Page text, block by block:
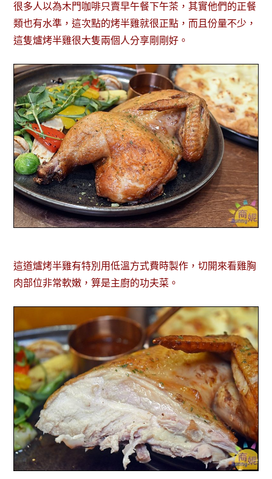
很多人以為木門咖啡只賣早午餐下午茶，其實他們的正餐
類也有水準，這次點的烤半雞就很正點，而且份量不少，
這隻爐烤半雞很大隻兩個人分享剛剛好。
這道爐烤半雞有特別用低溫方式費時製作，切開來看雞胸
肉部位非常軟嫩，算是主廚的功夫菜。